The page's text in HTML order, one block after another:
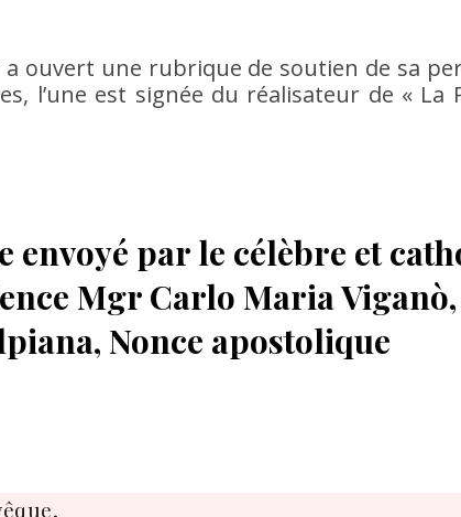
a ouvert une rubrique de soutien de sa
l’une est signée du réalisateur de « La
envoyé par le célèbre et
Mgr Carlo Maria
Nonce apostolique